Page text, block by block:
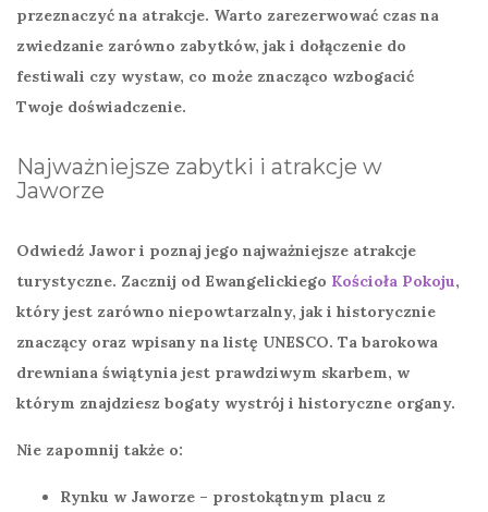
przeznaczyć na atrakcje. Warto zarezerwować czas na
zwiedzanie zarówno zabytków, jak i dołączenie do
festiwali czy wystaw, co może znacząco wzbogacić
Twoje doświadczenie.
Najważniejsze zabytki i atrakcje w
Jaworze
Odwiedź Jawori poznaj jego najważniejsze atrakcje
turystyczne. Zacznij od Ewangelickiego Kościoła Pokoju,
który jest zarówno niepowtarzalny, jak i historycznie
znaczący oraz wpisany na listę UNESCO. Ta barokowa
drewniana świątynia jest prawdziwym skarbem, w
którym znajdziesz bogaty wystrój i historyczne organy.
Nie zapomnij także o:
Rynku w Jaworze – prostokątnym placu z